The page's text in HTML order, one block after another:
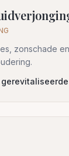
zonschade